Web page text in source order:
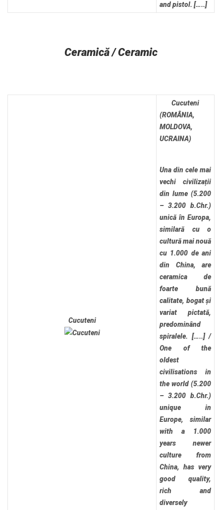
and pistol. […..]
Ceramică / Ceramic
Cucuteni
Cucuteni
(ROMÂNIA,
MOLDOVA,
UCRAINA)
Una din cele mai
vechi civilizații
din lume (5.200
– 3.200 b.Chr.)
unică în Europa,
similară cu o
cultură mai nouă
cu 1.000 de ani
din China, are
ceramica de
foarte bună
calitate, bogat și
variat pictată,
predominând
spiralele. […..]/
One of the
oldest
civilisations in
the world (5.200
– 3.200 b.Chr.)
unique in
Europe, similar
with a 1.000
years newer
culture from
China, has very
good quality,
rich and
diversely